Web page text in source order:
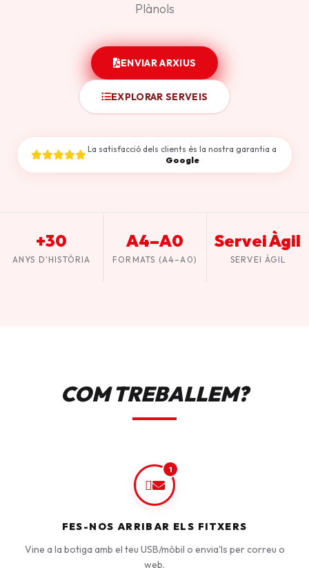
Plànols
ENVIAR ARXIUS
EXPLORAR SERVEIS
La satisfacció dels clients és la nostra garantia a
Google
+30
ANYS D'HISTÒRIA
A4–A0
FORMATS (A4–A0)
Servei Àgil
SERVEI ÀGIL
COM TREBALLEM?
1
FES-NOS ARRIBAR ELS FITXERS
Vine a la botiga amb el teu USB/mòbil o envia'ls per correu o
web.